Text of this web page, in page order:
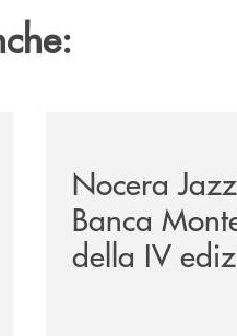
Nocera
Banca
della IV